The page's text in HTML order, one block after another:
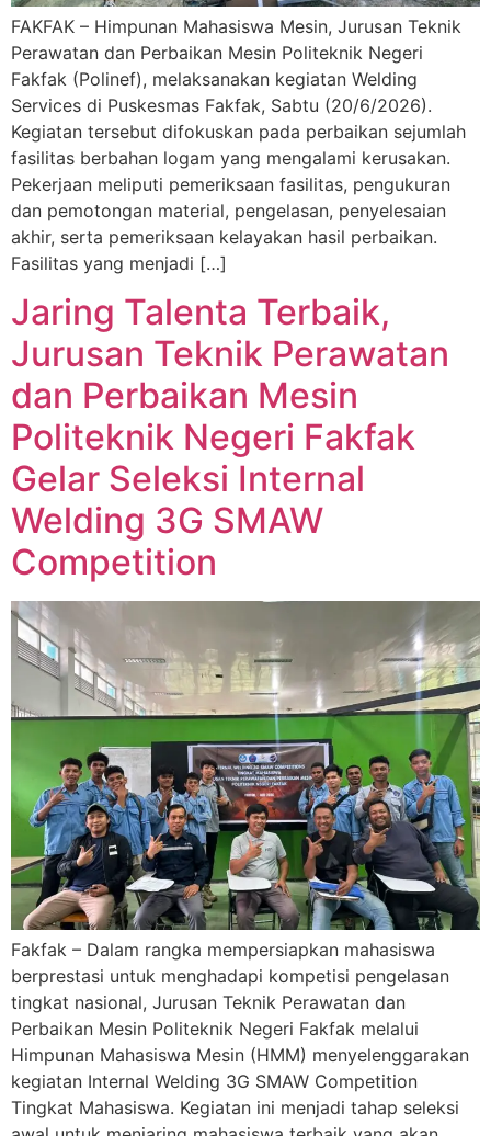
FAKFAK – Himpunan Mahasiswa Mesin, Jurusan Teknik
Perawatan dan Perbaikan Mesin Politeknik Negeri
Fakfak (Polinef), melaksanakan kegiatan Welding
Services di Puskesmas Fakfak, Sabtu (20/6/2026).
Kegiatan tersebut difokuskan pada perbaikan sejumlah
fasilitas berbahan logam yang mengalami kerusakan.
Pekerjaan meliputi pemeriksaan fasilitas, pengukuran
dan pemotongan material, pengelasan, penyelesaian
akhir, serta pemeriksaan kelayakan hasil perbaikan.
Fasilitas yang menjadi […]
Jaring Talenta Terbaik,
Jurusan Teknik Perawatan
dan Perbaikan Mesin
Politeknik Negeri Fakfak
Gelar Seleksi Internal
Welding 3G SMAW
Competition
Fakfak – Dalam rangka mempersiapkan mahasiswa
berprestasi untuk menghadapi kompetisi pengelasan
tingkat nasional, Jurusan Teknik Perawatan dan
Perbaikan Mesin Politeknik Negeri Fakfak melalui
Himpunan Mahasiswa Mesin (HMM) menyelenggarakan
kegiatan Internal Welding 3G SMAW Competition
Tingkat Mahasiswa. Kegiatan ini menjadi tahap seleksi